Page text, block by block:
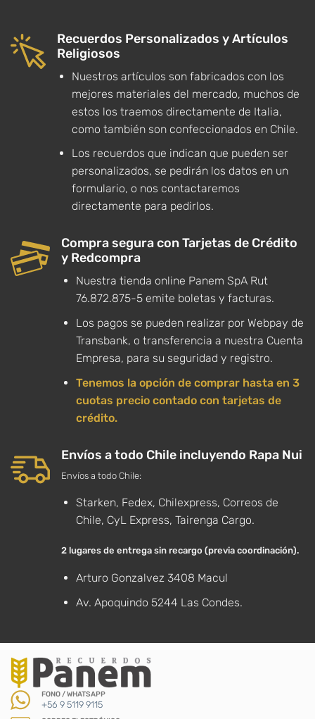
Recuerdos Personalizados y Artículos
Religiosos
Nuestros artículos son fabricados con los
mejores materiales del mercado, muchos de
estos los traemos directamente de Italia,
como también son confeccionados en Chile.
Los recuerdos que indican que pueden ser
personalizados, se pedirán los datos en un
formulario, o nos contactaremos
directamente para pedirlos.
Compra segura con Tarjetas de Crédito
y Redcompra
Nuestra tienda online Panem SpA Rut
76.872.875-5 emite boletas y facturas.
Los pagos se pueden realizar por Webpay de
Transbank, o transferencia a nuestra Cuenta
Empresa, para su seguridad y registro.
Tenemos la opción de comprar hasta en 3
cuotas precio contado con tarjetas de
crédito.
Envíos a todo Chile incluyendo Rapa Nui
Envíos a todo Chile:
Starken, Fedex, Chilexpress, Correos de
Chile, CyL Express, Tairenga Cargo.
2 lugares de entrega sin recargo (previa coordinación).
Arturo Gonzalvez 3408 Macul
Av. Apoquindo 5244 Las Condes.
FONO / WHATSAPP
+56 9 5119 9115